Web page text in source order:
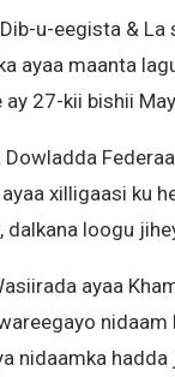
u-eegista & La
ayaa maanta
ay 27-kii bishii
Dowladda
xilligaasi ku
dalkana loogu
ayaa
nidaam
nidaamka